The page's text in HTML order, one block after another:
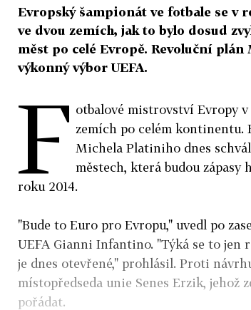
Evropský šampionát ve fotbale se v
ve dvou zemích, jak to bylo dosud
měst po celé Evropě. Revoluční
výkonný výbor UEFA.
F otbalové mistrovství Evropy
zemích po celém kontinentu.
Michela Platiniho dnes
městech, která budou zápasy
roku 2014.
"Bude to Euro pro Evropu," uvedl po
UEFA Gianni Infantino. "Týká se to jen
je dnes otevřené," prohlásil. Proti
místopředseda unie Senes Erzik, jehož
pořádat.